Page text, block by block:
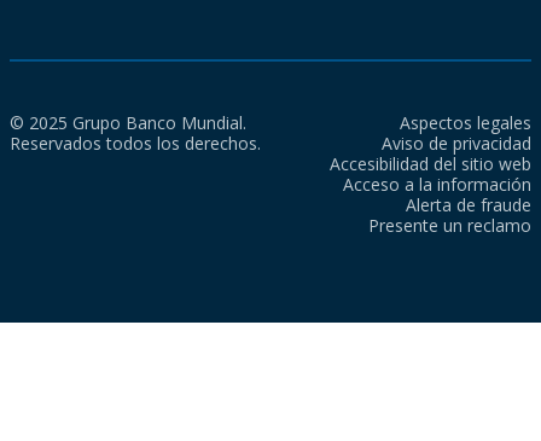
© 2025 Grupo Banco Mundial.
Reservados todos los derechos.
Aspectos legales
Aviso de privacidad
Accesibilidad del sitio web
Acceso a la información
Alerta de fraude
Presente un reclamo